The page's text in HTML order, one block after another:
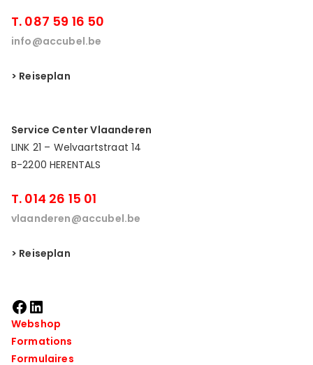
T. 087 59 16 50
info@accubel.be
> Reiseplan
Service Center Vlaanderen
LINK 21 – Welvaartstraat 14
B-2200 HERENTALS
T. 014 26 15 01
vlaanderen@accubel.be
> Reiseplan
Webshop
Formations
Formulaires